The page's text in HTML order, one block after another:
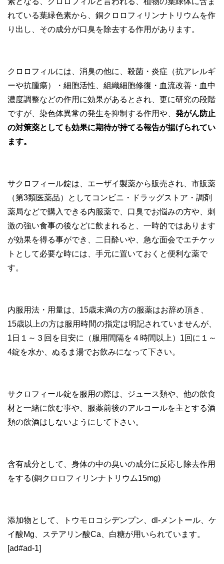
れている葉緑色素から、銅クロロフィリンナトリウムを作
り出し、その成分が口臭を除去する作用があります。
クロロフィルには、消臭の他に、殺菌・炎症（抗アレルギ
ーや抗腫瘍）・細胞活性、組織細胞修復・血流改善・血中
濃度調整などの作用に効果があるとされ、更に研究の段階
ですが、染色体異常の発生を抑制する作用や、 発がん防止
の対策薬としても効果に期待が持てる報告が揚げられてい
ます。
サクロフィール錠は、エーザイ製薬から販売され、市販薬
（第3類医薬品）としてコンビニ・ドラッグストア・調剤
薬局などで購入できる内服薬で、口臭でお悩みの方や、刺
激の強い食事の後などに飲まれると、一時的ではあります
が効果を得る事ができ、二日酔いや、急な面会でエチケッ
トとして必要な時には、手元に置いておくと便利な薬で
す。
内服用法・用量は、15歳未満の方の服薬はお辞め頂き、
15歳以上の方は服用時間の指定は明記されていませんが、
1日１～３回を目安に（服用間隔を４時間以上）1回に１～
4錠を水か、ぬるま湯でお飲みになって下さい。
サクロフィール錠を服用の際は、ジュース類や、他の飲食
材と一緒に飲む事や、服薬前後のアルコールを主とする酒
類の飲酒はしないようにして下さい。
含有成分として、身体の中の臭いの成分に反応し除去作用
をする(銅クロロフィリンナトリウム15mg)
添加物として、トウモロコシデンプン、dl-メントール、ケ
イ酸Mg、ステアリン酸Ca、白糖が用いられています。
[ad#ad-1]